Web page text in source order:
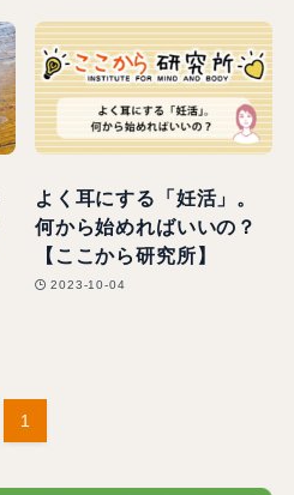
よく耳にする「妊活」。
何から始めればいいの？
【ここから研究所】
2023-10-04
1